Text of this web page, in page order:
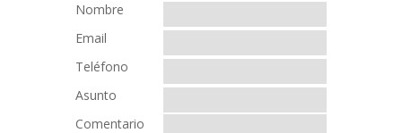
Nombre
Email
Teléfono
Asunto
Comentario